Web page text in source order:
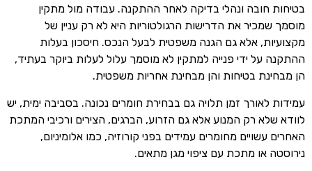
בטיחות חובה ונהלי בדיקה לאחר ההתקנה. עבודה מול מתקין
מוסמך שמכיר את הדרישות הרגולטוריות היא לא רק עניין של
מקצועיות, אלא גם הגנה משפטית לבעל הנכס. חיסכון בעלות
ההתקנה על ידי פנייה למתקין לא מוסמך עלול לעלות ביוקר בעתיד,
הן מבחינת בטיחות והן מבחינת אחריות משפטית.
עמידות לאורך זמן תלויה גם בבחירת חומרים נכונה. בסביבה ימית, יש
לוודא שלא רק המנוע אלא גם הזרוע, הברגים, הצירים ורכיבי המתכת
האחרים עשויים מחומרים עמידים בפני קורוזיה, כמו אלומיניום,
נירוסטה או מתכת עם ציפוי מגן מתאים.